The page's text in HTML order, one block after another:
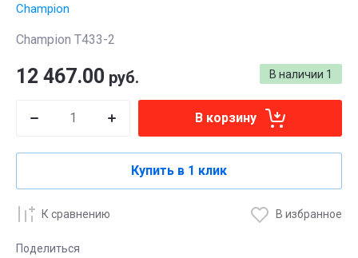
Champion
Champion Т433-2
В наличии 1
12 467.00 руб.
В корзину
Купить в 1 клик
К сравнению В избранное
Поделиться